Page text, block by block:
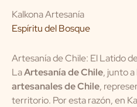
Kalkona Artesanía
Espíritu del Bosque
Artesanía de Chile: El Latido
LaArtesanía de Chile, junto
artesanales de Chile,
territorio. Por esta razón, en